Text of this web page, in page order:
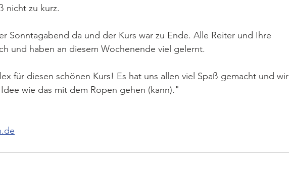
nicht zu kurz.
Sonntagabend da und der Kurs war zu Ende. Alle Reiter und Ihre
und haben an diesem Wochenende viel gelernt.
für diesen schönen Kurs! Es hat uns allen viel Spaß gemacht und wir
wie das mit dem Ropen gehen (kann)."